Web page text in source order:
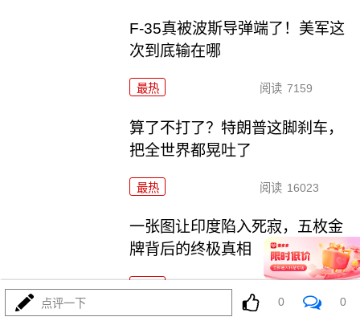
F-35真被波斯导弹端了！美军这
次到底输在哪
最热 阅读 7159
算了不打了？特朗普这脚刹车，
把全世界都晃吐了
最热 阅读 16023
一张图让印度陷入死寂，五枚金
牌背后的终极真相
最热
点评一下 0 0